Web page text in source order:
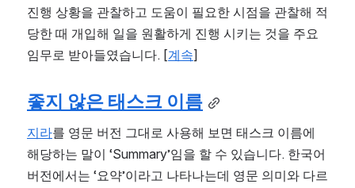
진행 상황을 관찰하고 도움이 필요한 시점을 관찰해 적
당한 때 개입해 일을 원활하게 진행 시키는 것을 주요
임무로 받아들였습니다. [계속]
좋지 않은 태스크 이름
지라를 영문 버전 그대로 사용해 보면 태스크 이름에
해당하는 말이 ‘Summary’임을 할 수 있습니다. 한국어
버전에서는 ‘요약’이라고 나타나는데 영문 의미와 다르